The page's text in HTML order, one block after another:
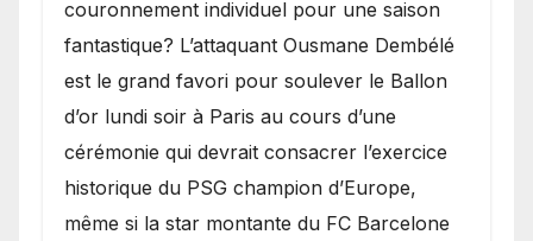
couronnement individuel pour une saison
fantastique? L’attaquant Ousmane Dembélé
est le grand favori pour soulever le Ballon
d’or lundi soir à Paris au cours d’une
cérémonie qui devrait consacrer l’exercice
historique du PSG champion d’Europe,
même si la star montante du FC Barcelone